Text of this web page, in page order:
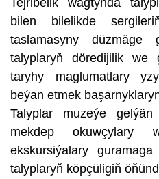
bilen bilelikde
taslamasyny düzmäge
talyplaryň döredijilik we
taryhy maglumatlary
beýan etmek
Talyplar muzeýe
mekdep okuwçylary
ekskursiýalary
talyplaryň köpçüligiň